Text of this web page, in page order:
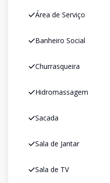
Área de Serviço
Banheiro Social
Churrasqueira
Hidromassagem
Sacada
Sala de Jantar
Sala de TV